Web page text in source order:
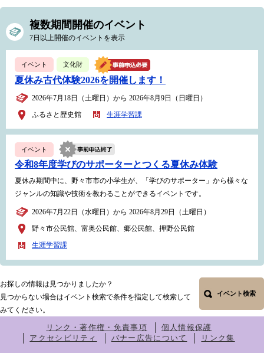
複数期間開催のイベント
7日以上開催のイベントを表示
イベント 文化財
夏休み古代体験2026を開催します！
2026年7月18日（土曜日）から 2026年8月9日（日曜日）
ふるさと歴史館 生涯学習課
イベント
令和8年度学びのサポーターとつくる夏休み体験
夏休み期間中に、野々市市の小学生が、「学びのサポーター」から様々な
ジャンルの知識や技術を教わることができるイベントです。
2026年7月22日（水曜日）から 2026年8月29日（土曜日）
野々市公民館、富奥公民館、郷公民館、押野公民館
生涯学習課
お探しの情報は見つかりましたか？
見つからない場合はイベント検索で条件を指定して検索して
みてください。
イベント検索
リンク・著作権・免責事項
個人情報保護
アクセシビリティ
バナー広告について リンク集